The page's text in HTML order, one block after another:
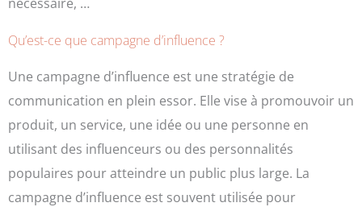
Qu’est-ce que campagne d’influence ?
Une campagne d’influence est une stratégie de
communication en plein essor. Elle vise à promouvoir un
produit, un service, une idée ou une personne en
utilisant des influenceurs ou des personnalités
populaires pour atteindre un public plus large. La
campagne d’influence est souvent utilisée pour